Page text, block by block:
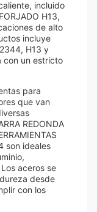
incluido
H13,
de alto
incluye
H13 y
con un estricto
para
que van
REDONDA
son ideales
aceros se
desde
con los